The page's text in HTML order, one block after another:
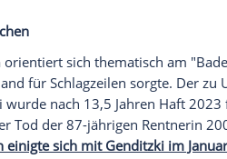
Ausgerechnet er hatte
Hebel in Bewegung, um
und Schaller lassen
Akten erhebliche Mängel